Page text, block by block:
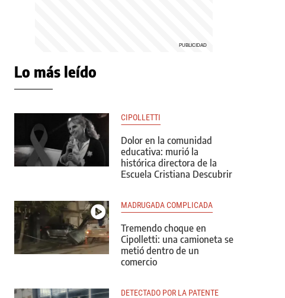
Lo más leído
CIPOLLETTI
Dolor en la comunidad
educativa: murió la
histórica directora de la
Escuela Cristiana Descubrir
MADRUGADA COMPLICADA
Tremendo choque en
Cipolletti: una camioneta se
metió dentro de un
comercio
DETECTADO POR LA PATENTE